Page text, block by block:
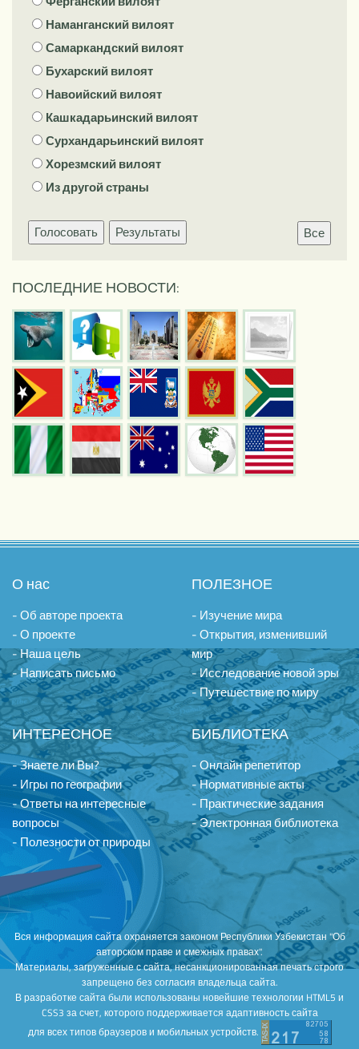
Наманганский вилоят
Самаркандский вилоят
Бухарский вилоят
Навоийский вилоят
Кашкадарьинский вилоят
Сурхандарьинский вилоят
Хорезмский вилоят
Из другой страны
Голосовать Результаты Все
ПОСЛЕДНИЕ НОВОСТИ:
О нас
- Об авторе проекта
- О проекте
- Наша цель
- Написать письмо
ПОЛЕЗНОЕ
- Изучение мира
- Открытия, изменивший
мир
- Исследование новой эры
- Путешествие по миру
ИНТЕРЕСНОЕ
- Знаете ли Вы?
- Игры по географии
- Ответы на интересные
вопросы
- Полезности от природы
БИБЛИОТЕКА
- Онлайн репетитор
- Нормативные акты
- Практические задания
- Электронная библиотека
Вся информация сайта охраняется законом Республики Узбекистан "Об
авторском праве и смежных правах".
Материалы, загруженные с сайта, несанкционированная печать строго
запрещено без согласия владельца сайта.
В разработке сайта были использованы новейшие технологии HTML5 и
CSS3 за счет, которого поддерживается адаптивность сайта
для всех типов браузеров и мобильных устройств.